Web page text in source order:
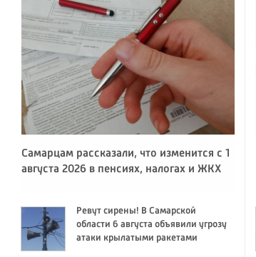
Самарцам рассказали, что изменится с 1
августа 2026 в пенсиях, налогах и ЖКХ
Ревут сирены! В Самарской
области 6 августа объявили угрозу
атаки крылатыми ракетами